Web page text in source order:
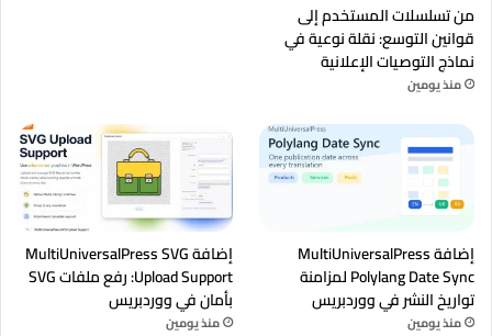
من تسلسلات المستخدم إلى
قوانين التوسع: نقلة نوعية في
نماذج التوصيات الإعلانية
منذ يومين
إضافة MultiUniversalPress
Polylang Date Sync لمزامنة
تواريخ النشر في ووردبريس
منذ يومين
إضافة MultiUniversalPress SVG
Upload Support: رفع ملفات SVG
بأمان في ووردبريس
منذ يومين